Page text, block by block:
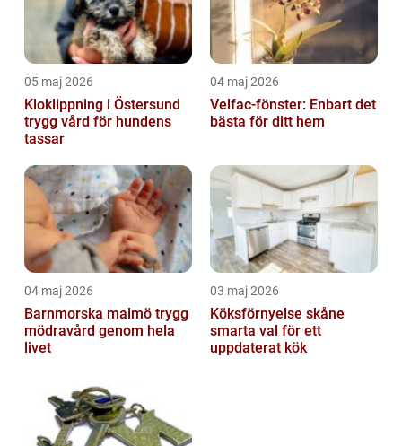
05 maj 2026
Kloklippning i Östersund
trygg vård för hundens
tassar
04 maj 2026
Velfac-fönster: Enbart det
bästa för ditt hem
04 maj 2026
Barnmorska malmö trygg
mödravård genom hela
livet
03 maj 2026
Köksförnyelse skåne
smarta val för ett
uppdaterat kök